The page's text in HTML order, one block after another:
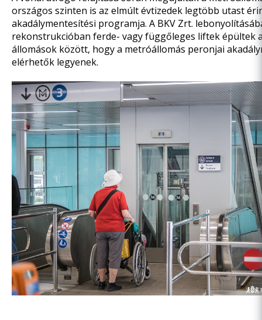
országos szinten is az elmúlt évtizedek legtöbb utast
akadálymentesítési programja. A BKV Zrt.
rekonstrukcióban ferde- vagy függőleges liftek épültek
állomások között, hogy a metróállomás peronjai
elérhetők legyenek.